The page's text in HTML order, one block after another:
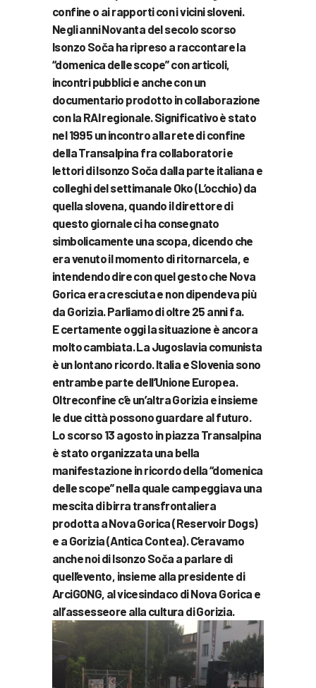
confine o ai rapporti con i vicini sloveni.
Negli anni Novanta del secolo scorso
Isonzo Soča ha ripreso a raccontare la
“domenica delle scope” con articoli,
incontri pubblici e anche con un
documentario prodotto in collaborazione
con la RAI regionale. Significativo è stato
nel 1995 un incontro alla rete di confine
della Transalpina fra collaboratori e
lettori di Isonzo Soča dalla parte italiana e
colleghi del settimanale Oko (L’occhio) da
quella slovena, quando il direttore di
questo giornale ci ha consegnato
simbolicamente una scopa, dicendo che
era venuto il momento di ritornarcela, e
intendendo dire con quel gesto che Nova
Gorica era cresciuta e non dipendeva più
da Gorizia. Parliamo di oltre 25 anni fa.
E certamente oggi la situazione è ancora
molto cambiata. La Jugoslavia comunista
è un lontano ricordo. Italia e Slovenia sono
entrambe parte dell’Unione Europea.
Oltreconfine c’è un’altra Gorizia e insieme
le due città possono guardare al futuro.
Lo scorso 13 agosto in piazza Transalpina
è stato organizzata una bella
manifestazione in ricordo della “domenica
delle scope” nella quale campeggiava una
mescita di birra transfrontaliera
prodotta a Nova Gorica (Reservoir Dogs)
e a Gorizia (Antica Contea). C’eravamo
anche noi di Isonzo Soča a parlare di
quell’evento, insieme alla presidente di
ArciGONG, al vicesindaco di Nova Gorica e
all’assesseore alla cultura di Gorizia.